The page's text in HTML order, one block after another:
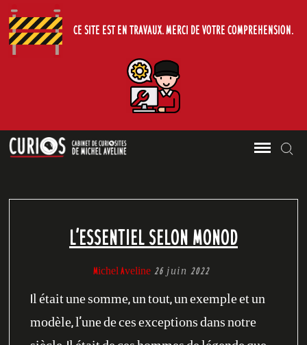
CE SITE EST EN TRAVAUX. MERCI DE VOTRE COMPREHENSION.
Skip
L’ESSENTIEL SELON MONOD
Michel Aveline 26 juin 2022
Il était une somme, un tout, un exemple et un
modèle, l’une de ces exceptions dans notre